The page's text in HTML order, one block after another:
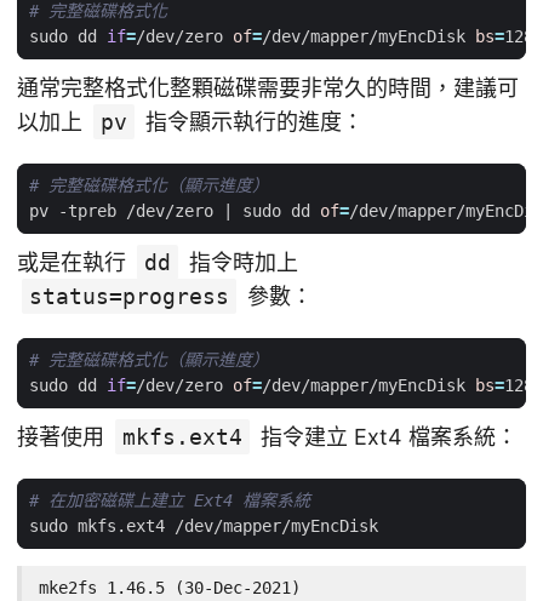
# 完整磁碟格式化
sudo dd if=/dev/zero of=/dev/mapper/myEncDisk bs=
通常完整格式化整顆磁碟需要非常久的時間，建議可
以加上
pv 指令顯示執行的進度：
# 完整磁碟格式化（顯示進度）
pv -tpreb /dev/zero
sudo dd of=/dev/mapper/
或是在執行 dd
指令時加上
status=progress
參數：
# 完整磁碟格式化（顯示進度）
sudo dd if=/dev/zero of=/dev/mapper/myEncDisk bs=
接著使用 mkfs.ext4 指令建立 Ext4 檔案系統：
# 在加密磁碟上建立 Ext4 檔案系統
mke2fs 1.46.5 (30-Dec-2021)